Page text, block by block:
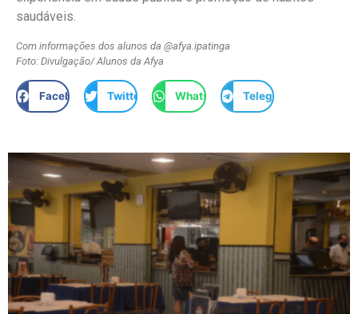
saudáveis.
Com informações dos alunos da @afya.ipatinga
Foto: Divulgação/ Alunos da Afya
Facebook Twitter WhatsApp Telegram